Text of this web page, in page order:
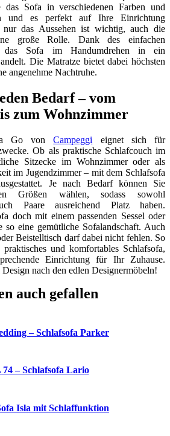
Sofa in verschiedenen Farben und
und es perfekt auf Ihre Einrichtung
das Aussehen ist wichtig, auch die
große Rolle. Dank des einfachen
das Sofa im Handumdrehen in ein
Die Matratze bietet dabei höchsten
angenehme Nachtruhe.
Bedarf – vom
zum Wohnzimmer
Go vonCampeggi eignet sich für
Ob als praktische Schlafcouch im
Sitzecke im Wohnzimmer oder als
im Jugendzimmer – mit dem Schlafsofa
Je nach Bedarf können Sie
Größen wählen, sodass sowohl
Paare ausreichend Platz haben.
doch mit einem passenden Sessel oder
so eine gemütliche Sofalandschaft. Auch
Beistelltisch darf dabei nicht fehlen. So
und komfortables Schlafsofa,
Einrichtung für Ihr Zuhause.
nach den edlen Designermöbeln!
auch gefallen
– Schlafsofa Parker
74 – Schlafsofa Lario
Isla mit Schlaffunktion